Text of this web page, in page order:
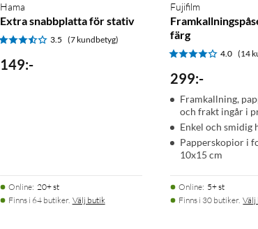
Hama
Extra snabbplatta för stativ
3.5 (7 kundbetyg)
149:-
Online: 20+ st
Finns i 64 butiker. Välj butik
Fujifilm
färg
4.0 (14
299:-
Framkallning,
och frakt ingår i
Enkel och smidig
Papperskopior i
10x15 cm
Online: 5+ st
Finns i 30 butiker.